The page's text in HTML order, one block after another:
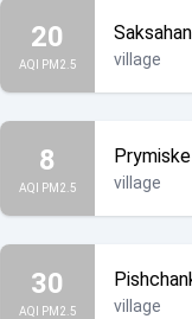
20
AQI PM2.5
Saksahan
village
8
AQI PM2.5
Prymiske
village
30
AQI PM2.5 village